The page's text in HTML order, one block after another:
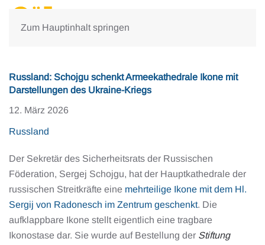
Zum Hauptinhalt springen
Russland: Schojgu schenkt Armeekathedrale Ikone mit
Darstellungen des Ukraine-Kriegs
12. März 2026
Russland
Der Sekretär des Sicherheitsrats der Russischen
Föderation, Sergej Schojgu, hat der Hauptkathedrale der
russischen Streitkräfte eine mehrteilige Ikone mit dem Hl.
Sergij von Radonesch im Zentrum geschenkt. Die
aufklappbare Ikone stellt eigentlich eine tragbare
Ikonostase dar. Sie wurde auf Bestellung der Stiftung